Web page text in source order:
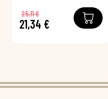
21,34 €
25,11 €